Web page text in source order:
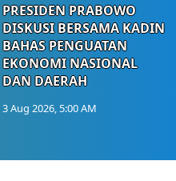
PRESIDEN PRABOWO
DISKUSI BERSAMA KADIN
BAHAS PENGUATAN
EKONOMI NASIONAL
DAN DAERAH
3 Aug 2026, 5:00 AM